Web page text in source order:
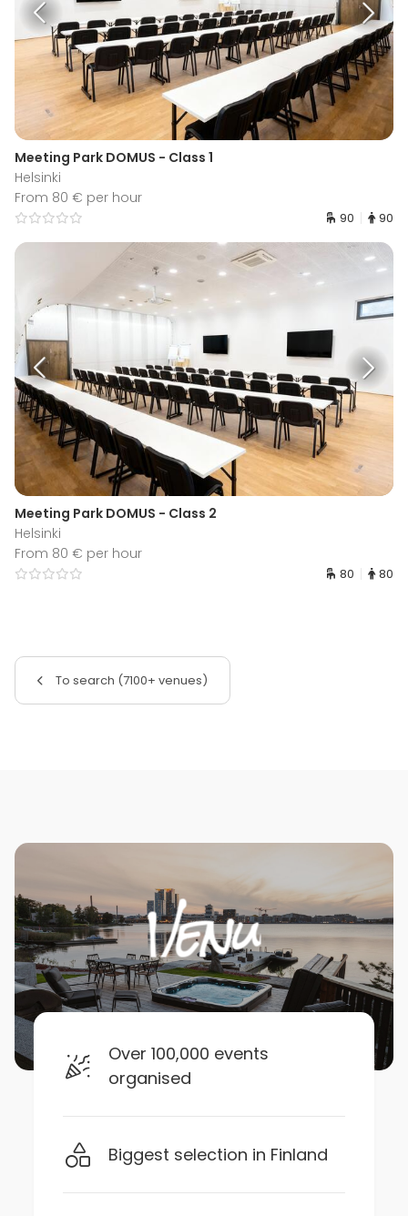
Meeting Park DOMUS - Class 1
Helsinki
From 80 € per hour
90 90
Meeting Park DOMUS - Class 2
Helsinki
From 80 € per hour
80 80
To search (7100+ venues)
Over 100,000 events
organised
Biggest selection in Finland